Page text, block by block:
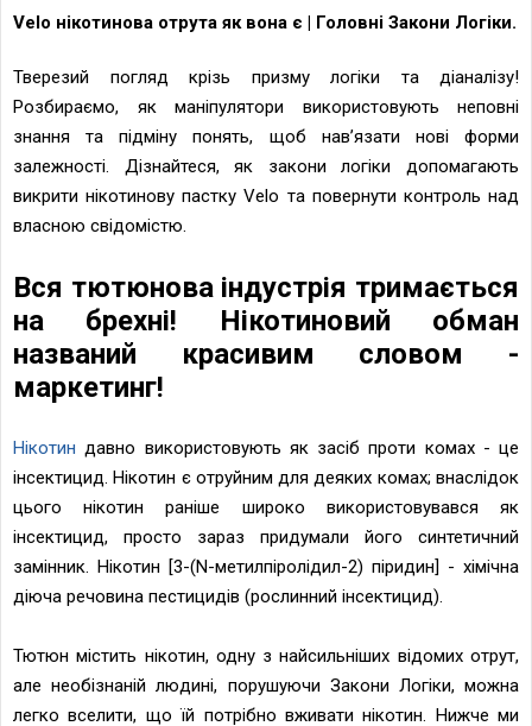
Velo нікотинова отрута як вона є | Головнi Закони Логіки.
Тверезий погляд крізь призму логіки та діаналізу!
Розбираємо, як маніпулятори використовують неповні
знання та підміну понять, щоб нав’язати нові форми
залежності. Дізнайтеся, як закони логіки допомагають
викрити нікотинову пастку Velo та повернути контроль над
власною свідомістю.
Вся тютюнова індустрія тримається
на брехні! Нікотиновий обман
названий красивим словом -
маркетинг!
Нікотин давно використовують як засіб проти комах - це
інсектицид. Нікотин є отруйним для деяких комах; внаслідок
цього нікотин раніше широко використовувався як
інсектицид, просто зараз придумали його синтетичний
замінник. Нікотин [3-(N-метилпіролідил-2) піридин] - хімічна
діюча речовина пестицидів (рослинний інсектицид).
Тютюн містить нікотин, одну з найсильніших відомих отрут,
але необiзнанiй людині, порушуючи Закони Логіки, можна
легко вселити, що їй потрібно вживати нікотин. Нижче ми